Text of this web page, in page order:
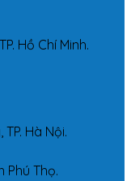
Hồ Chí Minh.
Hà Nội.
Phú Thọ.